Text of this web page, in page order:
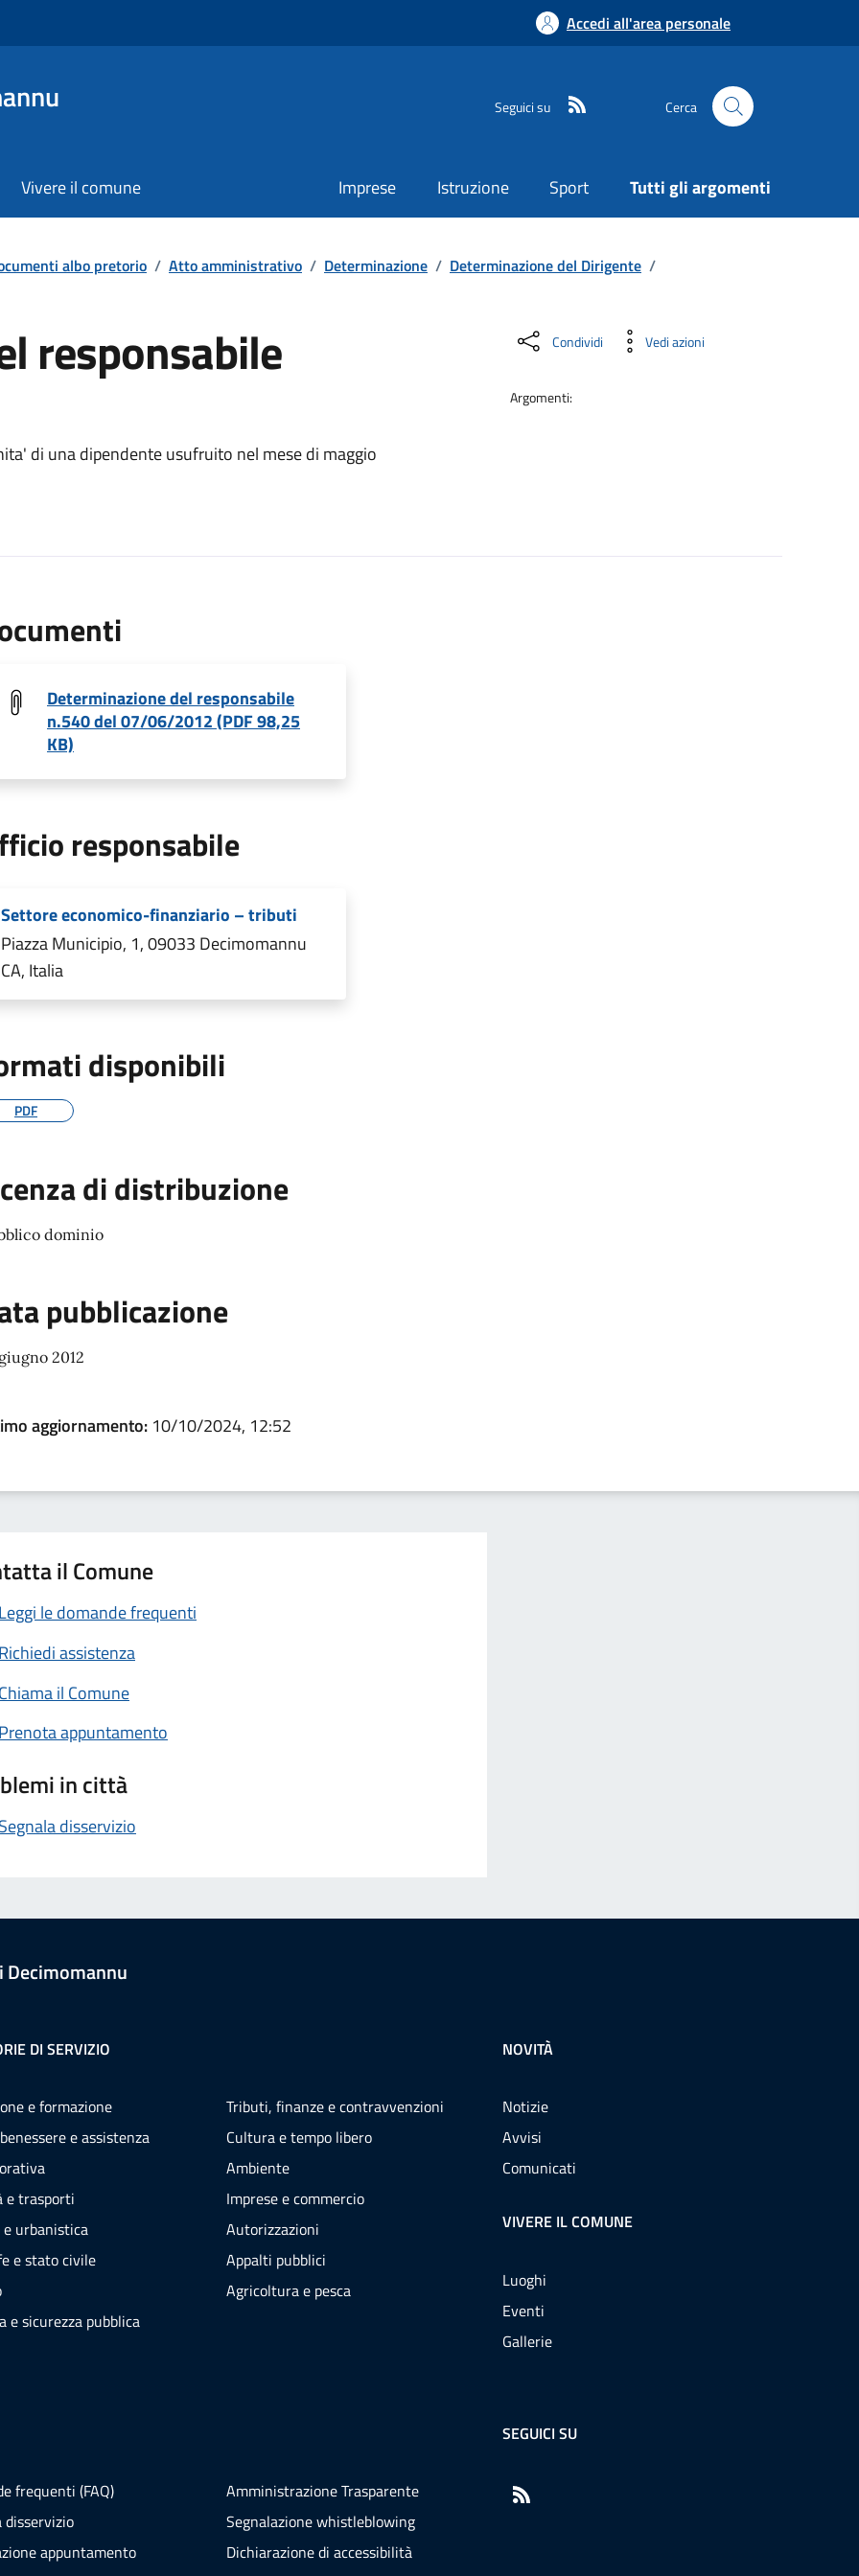
Accedi all'area personale
Seguici su Cerca
Vivere il comune Imprese Istruzione Sport Tutti gli argomenti
albo pretorio / Atto amministrativo / Determinazione / Determinazione del Dirigente /
responsabile
di una dipendente usufruito nel mese di maggio
Condividi Vedi azioni
Argomenti:
Determinazione del responsabile
n.540 del 07/06/2012 (PDF 98,25
KB)
responsabile
Settore economico-finanziario – tributi
Piazza Municipio, 1, 09033 Decimomannu
CA, Italia
disponibili
PDF
di distribuzione
dominio
pubblicazione
2012
aggiornamento: 10/10/2024, 12:52
il Comune
Leggi le domande frequenti
Richiedi assistenza
Chiama il Comune
Prenota appuntamento
in città
Segnala disservizio
Decimomannu
DI SERVIZIO
e formazione
e assistenza
e trasporti
e urbanistica
e stato civile
e sicurezza pubblica
Tributi, finanze e contravvenzioni
Cultura e tempo libero
Ambiente
Imprese e commercio
Autorizzazioni
Appalti pubblici
Agricoltura e pesca
NOVITÀ
Notizie
Avvisi
Comunicati
VIVERE IL COMUNE
Luoghi
Eventi
Gallerie
frequenti (FAQ)
disservizio
appuntamento
Amministrazione Trasparente
Segnalazione whistleblowing
Dichiarazione di accessibilità
SEGUICI SU